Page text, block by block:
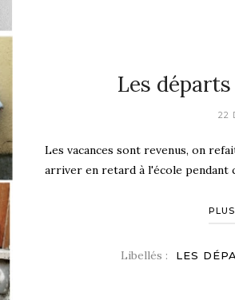
Les
22
Les vacances sont revenus, on
arriver en retard à l'école pendant
Libellés : LES